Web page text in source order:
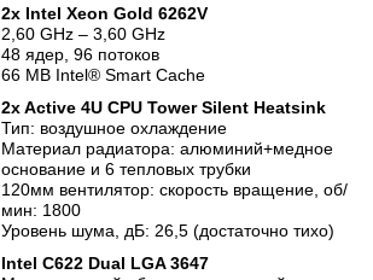
2х Intel Xeon Gold 6262V
2,60 GHz – 3,60 GHz
48 ядер, 96 потоков
66 MB Intel® Smart Cache
2x Active 4U CPU Tower Silent Heatsink
Тип: воздушное охлаждение
Материал радиатора: алюминий+медное
основание и 6 тепловых трубки
120мм вентилятор: скорость вращение, об/
мин: 1800
Уровень шума, дБ: 26,5 (достаточно тихо)
Intel C622 Dual LGA 3647